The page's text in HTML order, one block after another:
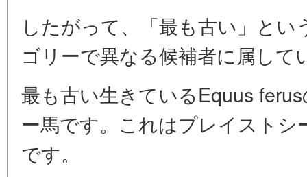
したがって、「最も古い」と
ゴリーで異なる候補者に属して
最も古い生きているEquus
ー馬です。これはプレイスト
です。